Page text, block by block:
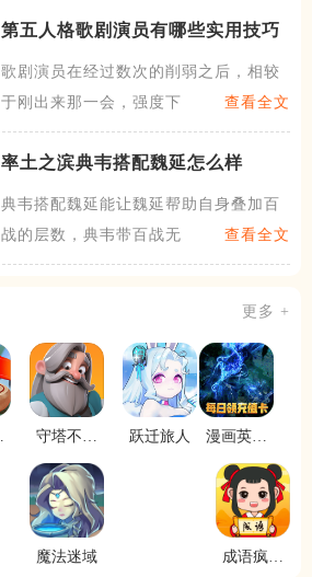
第五人格歌剧演员有哪些实用技巧
歌剧演员在经过数次的削弱之后，相较
于刚出来那一会，强度下滑了
查看全文
率土之滨典韦搭配魏延怎么样
典韦搭配魏延能让魏延帮助自身叠加百
战的层数，典韦带百战无怯，
查看全文
更多 +
守塔不能
跃迁旅人
漫画英雄
魔法迷域
成语疯狂